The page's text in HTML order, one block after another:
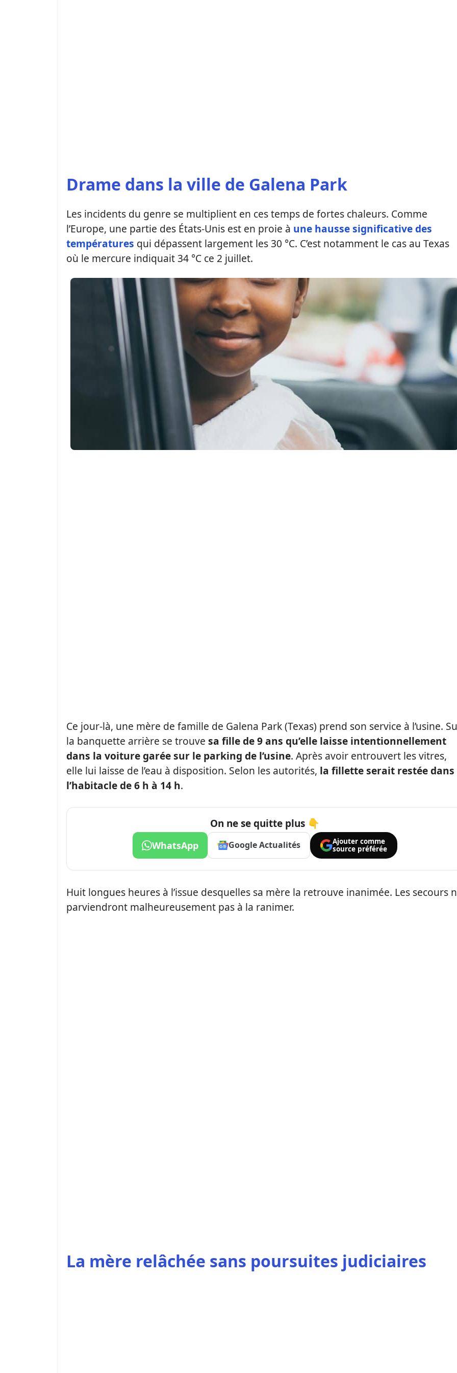
Drame dans la ville de Galena Park
Les incidents du genre se multiplient en ces temps de fortes chaleurs. Comme
l’Europe, une partie des États-Unis est en proie à une hausse significative des
températures qui dépassent largement les 30 °C. C’est notamment le cas au Texas
où le mercure indiquait 34 °C ce 2 juillet.
Ce jour-là, une mère de famille de Galena Park (Texas) prend son service à l’usine.
la banquette arrière se trouve sa fille de 9 ans qu’elle laisse intentionnellement
dans la voiture garée sur le parking de l’usine. Après avoir entrouvert les vitres,
elle lui laisse de l’eau à disposition. Selon les autorités, la fillette serait restée dans
l’habitacle de 6 h à 14 h.
On ne se quitte plus 👇
WhatsApp Google Actualités
Ajouter comme
source préférée
Huit longues heures à l’issue desquelles sa mère la retrouve inanimée. Les secours
parviendront malheureusement pas à la ranimer.
La mère relâchée sans poursuites judiciaires